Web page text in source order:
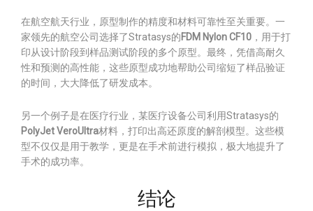
在航空航天行业，原型制作的精度和材料可靠性至关重要。一
家领先的航空公司选择了Stratasys的FDM Nylon CF10 ，用于打
印从设计阶段到样品测试阶段的多个原型。最终，凭借高耐久
性和预测的高性能，这些原型成功地帮助公司缩短了样品验证
的时间，大大降低了研发成本。
另一个例子是在医疗行业，某医疗设备公司利用Stratasys的
PolyJet VeroUltra材料，打印出高还原度的解剖模型。这些模
型不仅仅是用于教学，更是在手术前进行模拟，极大地提升了
手术的成功率。
结论